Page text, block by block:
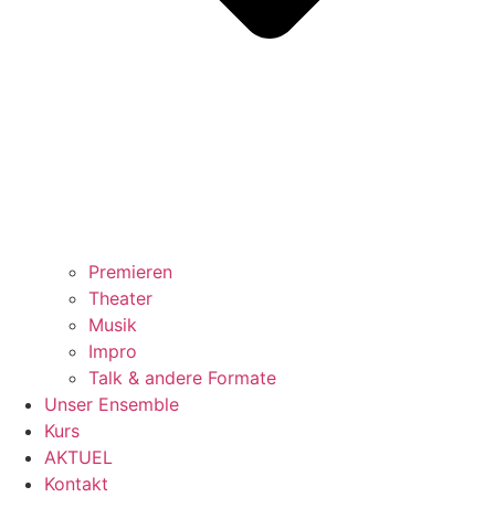
Premieren
Theater
Musik
Impro
Talk & andere Formate
Unser Ensemble
Kurs
AKTUEL
Kontakt